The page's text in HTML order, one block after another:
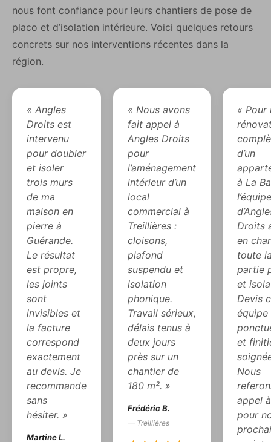
nous font confiance pour leurs chantiers de pose de
placo et d’isolation intérieure. Voici quelques retours
concrets sur nos interventions récentes dans la
région.
« Angles
Droits est
intervenu
pour doubler
et isoler
trois murs
de ma
maison en
pierre à
Guérande.
Le résultat
est propre,
les joints
sont
invisibles et
la facture
correspond
exactement
au devis. Je
recommande
sans
hésiter. »
Martine L.
« Nous avons
fait appel à
Angles Droits
pour
l’aménagement
intérieur d’un
local
commercial à
Treillières :
cloisons,
plafond
suspendu et
isolation
phonique.
Travail sérieux,
délais tenus à
deux jours
près sur un
chantier de
180 m². »
Frédéric B.
— Treillières
« Pour
d’un
à La
l’équipe
Droits
en
toute
partie
et
Devis
équipe
et
Nous
appel
pour